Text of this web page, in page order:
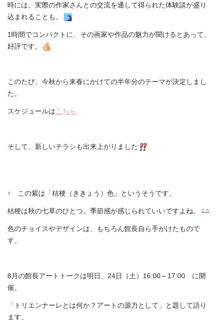
時には、実際の作家さんとの交流を通して得られた体験談が盛り
込まれることも。
1時間でコンパクトに、その画家や作品の魅力が聞けるとあって、
好評です。
このたび、今秋から来春にかけての半年分のテーマが決定しまし
た。
スケジュールは こちら
そして、新しいチラシも出来上がりました
↑ この紫は「桔梗（ききょう）色」というそうです。
桔梗は秋の七草のひとつ。季節感が感じられていいですよね。
色のチョイスやデザインは、もちろん館長自ら手がけたもので
す。
8月の館長アートトークは明日、24日（土）16:00～17:00 に開
催。
「トリエンナーレとは何か？アートの源力として」と題して語り
ます。